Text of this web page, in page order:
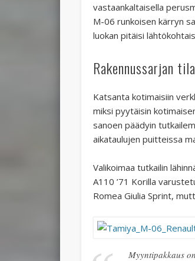
vastaankaltaisella
M-06 runkoisen kärryn
luokan pitäisi
Rakennussarjan
Katsanta kotimaisiin
miksi pyytäisin
sanoen päädyin
aikataulujen puitteissa
Valikoimaa tutkailin
A110 ’71 Korilla
Romea Giulia Sprint,
Myyntipakkaus